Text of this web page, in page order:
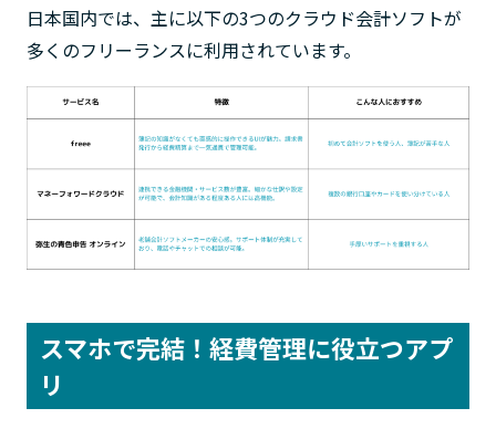
日本国内では、主に以下の3つのクラウド会計ソフトが
多くのフリーランスに利用されています。
スマホで完結！経費管理に役立つアプ
リ